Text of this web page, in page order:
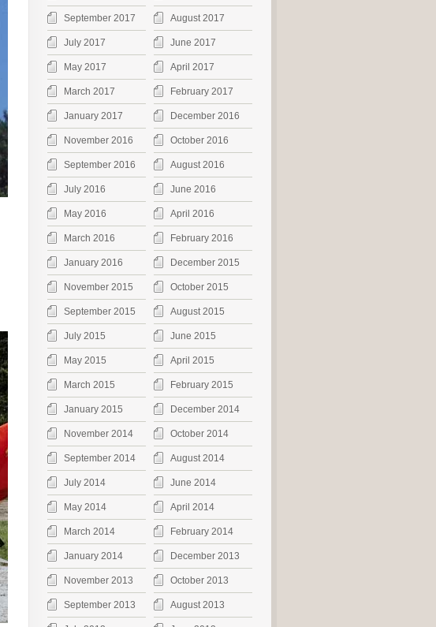
September 2017 August 2017
July 2017 June 2017
May 2017 April 2017
March 2017 February 2017
January 2017 December 2016
November 2016 October 2016
September 2016 August 2016
July 2016 June 2016
May 2016 April 2016
March 2016 February 2016
January 2016 December 2015
November 2015 October 2015
September 2015 August 2015
July 2015 June 2015
May 2015 April 2015
March 2015 February 2015
January 2015 December 2014
November 2014 October 2014
September 2014 August 2014
July 2014 June 2014
May 2014 April 2014
March 2014 February 2014
January 2014 December 2013
November 2013 October 2013
September 2013 August 2013